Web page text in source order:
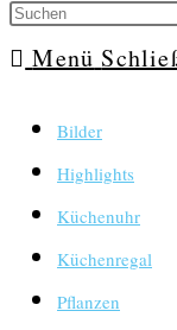
Menü
Bilder
Highlights
Küchenuhr
Küchenregal
Pflanzen